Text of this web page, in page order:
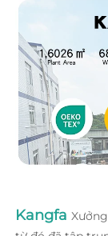
Kangfa